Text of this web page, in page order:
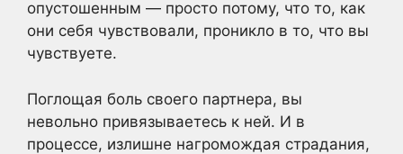
опустошенным — просто потому, что то, как
они себя чувствовали, проникло в то, что вы
чувствуете.
Поглощая боль своего партнера, вы
невольно привязываетесь к ней. И в
процессе, излишне нагромождая страдания,